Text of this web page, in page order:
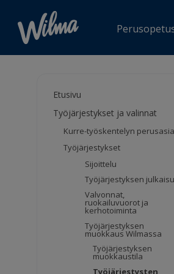
Etusivu
Työjärjestykset ja valinnat
Kurre-työskentelyn
Työjärjestykset
Sijoittelu
Työjärjestyksen julkaisu
Valvonnat,
ruokailuvuorot ja
kerhotoiminta
Työjärjestyksen
muokkaus Wilmassa
Työjärjestyksen
muokkaustila